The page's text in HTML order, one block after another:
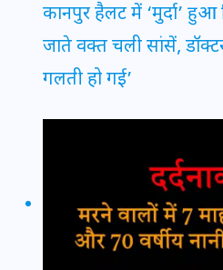
कानपुर हैलट में ‘मुर्दा’ हुआ
जाते वक्त चली सांसें,
गलती हो गई’